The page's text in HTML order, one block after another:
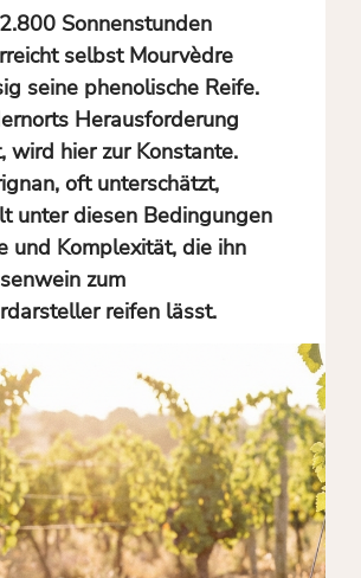
Sonnenstunden
selbst Mourvèdre
seine phenolische Reife.
Herausforderung
wird hier zur Konstante.
oft unterschätzt,
unter diesen Bedingungen
und Komplexität, die ihn
zum
reifen lässt.